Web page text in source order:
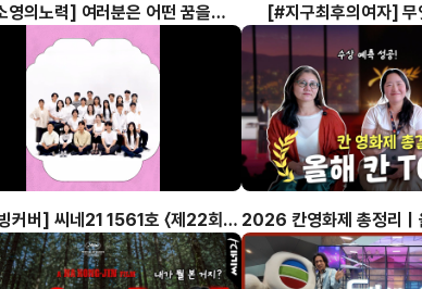
영의노력] 여러분은 어떤 꿈을
요?🩰✨#오재형 #김소영 #정희정
[#지구최후의여자] 무
그것은 아마도(?) 빗나
염문경 #이
커버] 씨네21 1561호 〈제22회
미쟝센단편영화제〉
2026 칸영화제 총정리｜
아쉬웠을